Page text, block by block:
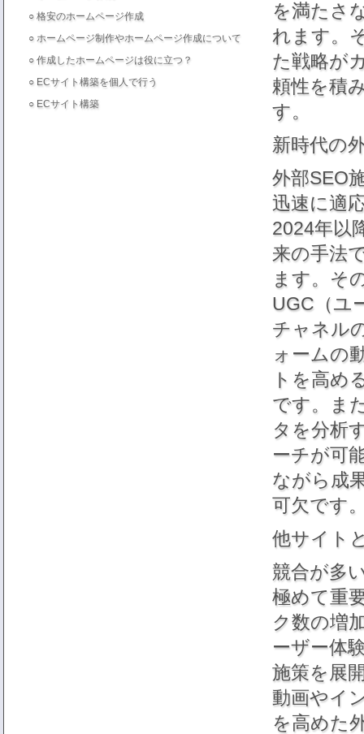
○ 格安のホームページ作成
○ ホームページ制作やホームページ作成について
○ 作成したホームページは役に立つ？
○ ECサイト構築を個人で行う
○ ECサイト構築
を満たさ
れます。
た戦略が
頼性を積
す。
新時代の
外部SEO
迅速に適
2024年以
来の手法
ます。そ
UGC（ユ
チャネル
ォームの
トを高め
です。ま
タを分析
ーチが可
ながら成
可欠です
他サイト
競合が多
極めて重
ク数の増
ーザー体
施策を展
動画やイ
を高めた